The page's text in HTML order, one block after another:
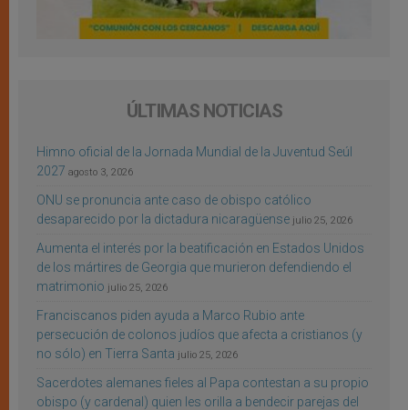
ÚLTIMAS NOTICIAS
Himno oficial de la Jornada Mundial de la Juventud Seúl
2027 agosto 3, 2026
ONU se pronuncia ante caso de obispo católico
desaparecido por la dictadura nicaragüense julio 25, 2026
Aumenta el interés por la beatificación en Estados Unidos
de los mártires de Georgia que murieron defendiendo el
matrimonio julio 25, 2026
Franciscanos piden ayuda a Marco Rubio ante
persecución de colonos judíos que afecta a cristianos (y
no sólo) en Tierra Santa julio 25, 2026
Sacerdotes alemanes fieles al Papa contestan a su propio
obispo (y cardenal) quien les orilla a bendecir parejas del